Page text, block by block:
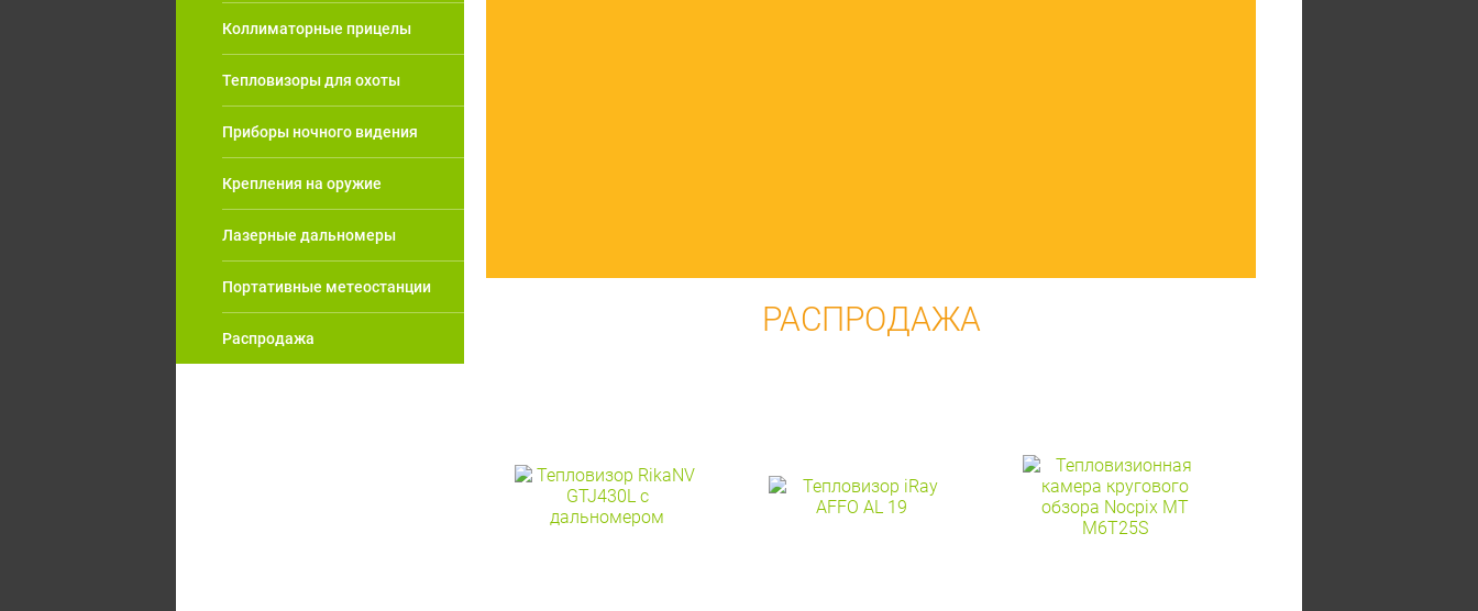
РАСПРОДАЖА
Коллиматорные прицелы
Тепловизоры для охоты
Приборы ночного видения
Крепления на оружие
Лазерные дальномеры
Портативные метеостанции
Распродажа